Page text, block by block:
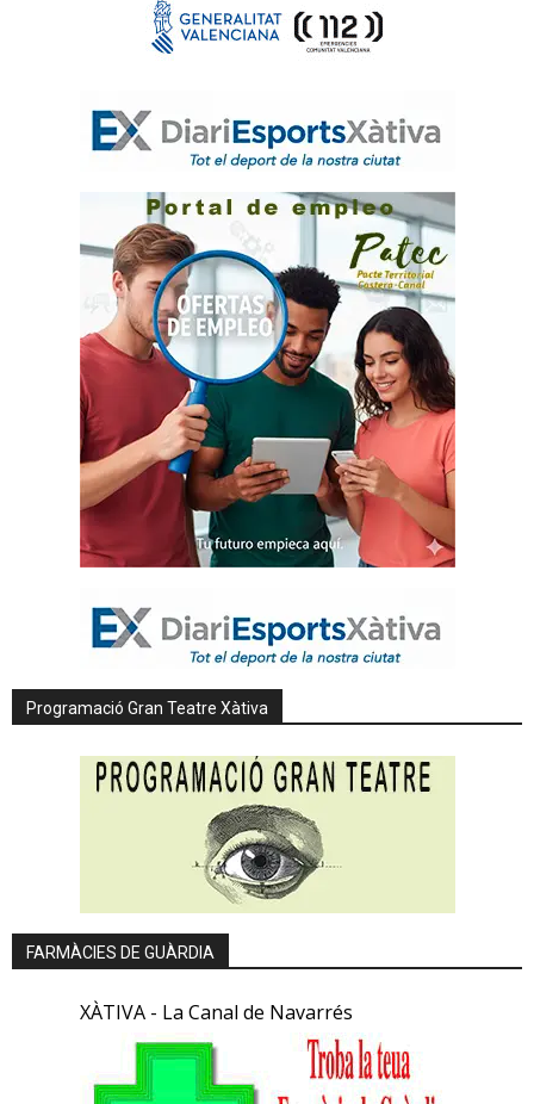
Programació Gran Teatre Xàtiva
FARMÀCIES DE GUÀRDIA
XÀTIVA - La Canal de Navarrés